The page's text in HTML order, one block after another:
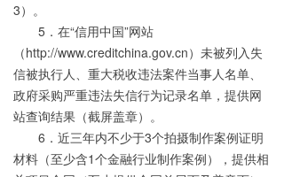
3）。
5．在“信用中国”网站
（http://www.creditchina.gov.cn）未被列入失
信被执行人、重大税收违法案件当事人名单、
政府采购严重违法失信行为记录名单，提供网
站查询结果（截屏盖章）。
6．近三年内不少于3个拍摄制作案例证明
材料（至少含1个金融行业制作案例），提供相